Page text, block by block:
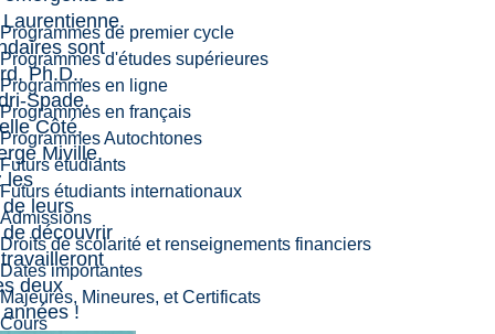
Programmes de premier cycle
Programmes d'études supérieures
Programmes en ligne
Programmes en français
Programmes Autochtones
Futurs étudiants
Futurs étudiants internationaux
Admissions
Droits de scolarité et renseignements financiers
Dates importantes
Majeures, Mineures, et Certificats
Cours
Laurentienne.
sont
Ph.D.,
Spade,
Côté,
Miville,
les
leurs
découvrir
deux
!